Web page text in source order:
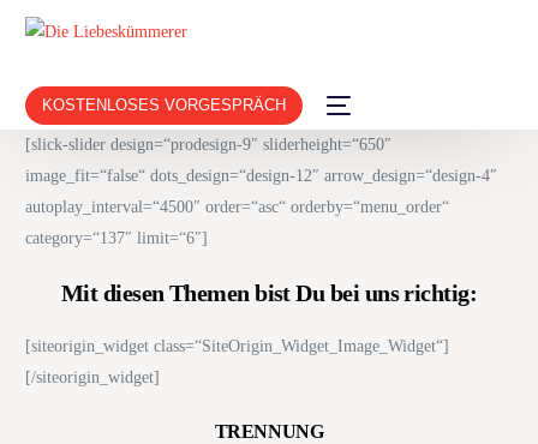
KOSTENLOSES VORGESPRÄCH
[slick-slider design=“prodesign-9″ sliderheight=“650″
image_fit=“false“ dots_design=“design-12″ arrow_design=“design-4″
autoplay_interval=“4500″ order=“asc“ orderby=“menu_order“
category=“137″ limit=“6″]
Mit diesen Themen bist Du bei uns richtig:
[siteorigin_widget class=“SiteOrigin_Widget_Image_Widget“]
[/siteorigin_widget]
TRENNUNG